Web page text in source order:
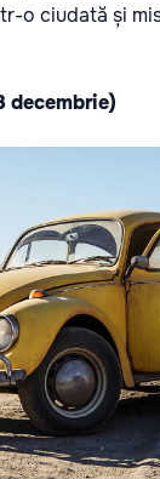
o ciudată și
decembrie)